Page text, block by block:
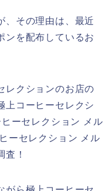
、その理由は、最近
ンを配布しているお
レクションのお店の
上コーヒーセレクシ
ーセレクション メル
ーセレクション メル
査！